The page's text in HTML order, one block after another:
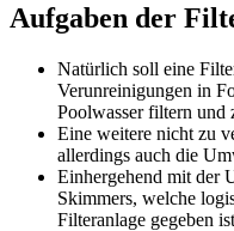
Aufgaben der
Natürlich soll eine
Verunreinigungen in
Poolwasser filtern und
Eine weitere nicht zu
allerdings auch die
Einhergehend mit der
Skimmers, welche
Filteranlage gegeben